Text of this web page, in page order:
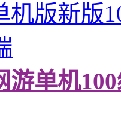
机版新版
游单机